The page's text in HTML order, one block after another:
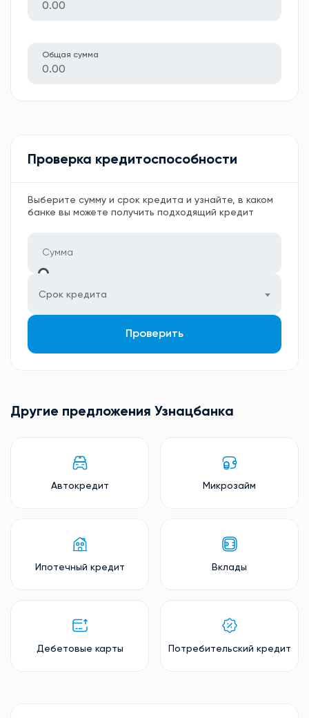
0.00
Общая сумма
0.00
Проверка кредитоспособности
Выберите сумму и срок кредита и узнайте, в каком
банке вы можете получить подходящий кредит
Срок кредита
Проверить
Другие предложения Узнацбанкa
Автокредит Микрозайм
Ипотечный кредит Вклады
Дебетовые карты Потребительский кредит